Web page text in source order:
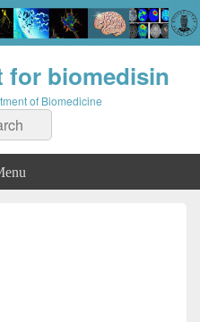
biomedisin
of Biomedicine